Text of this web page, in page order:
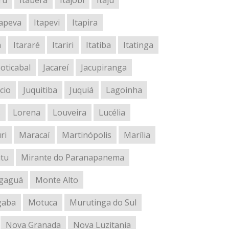
Itapevi
Itapira
Itararé Itariri Itatiba
Itatinga
Jacareí
Jacupiranga
Juquitiba Juquiá
Lagoinha
Lorena Louveira
Lucélia
Maracaí Martinópolis
Marília
Mirante do Paranapanema
Monte Alto
Motuca
Murutinga do Sul
Nova Granada
Nova Luzitania